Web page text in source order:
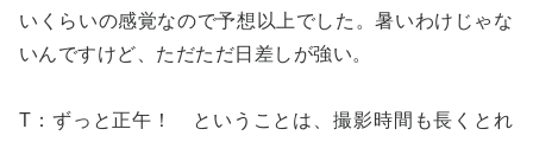
いくらいの感覚なので予想以上でした。暑いわけじゃな
いんですけど、ただただ日差しが強い。
T：ずっと正午！ ということは、撮影時間も長くとれ